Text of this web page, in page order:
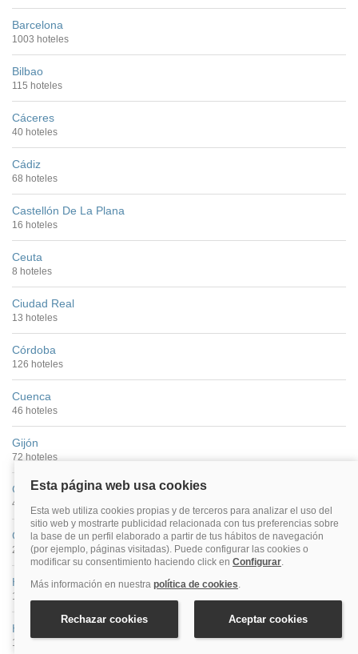
Barcelona
1003 hoteles
Bilbao
115 hoteles
Cáceres
40 hoteles
Cádiz
68 hoteles
Castellón De La Plana
16 hoteles
Ceuta
8 hoteles
Ciudad Real
13 hoteles
Córdoba
126 hoteles
Cuenca
46 hoteles
Gijón
72 hoteles
Girona
42 hoteles
Granada
299 hoteles
Huelva
10 hoteles
Huesca
11 hoteles